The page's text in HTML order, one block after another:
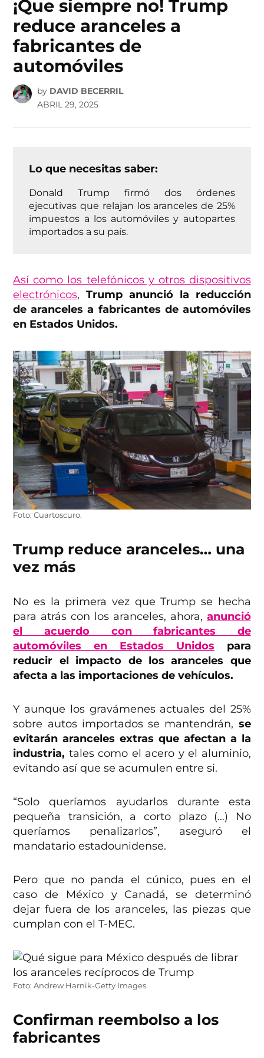
¡Que siempre no! Trump
reduce aranceles a
fabricantes de
automóviles
by DAVID BECERRIL
ABRIL 29, 2025
Lo que necesitas saber:
Donald Trump firmó dos órdenes
ejecutivas que relajan los aranceles de 25%
impuestos a los automóviles y autopartes
importados a su país.
Así como los telefónicos y otros dispositivos
electrónicos,Trump anunció la reducción
de aranceles a fabricantes de automóviles
en Estados Unidos.
Foto: Cuartoscuro.
Trump reduce aranceles… una
vez más
No es la primera vez que Trump se hecha
para atrás con los aranceles, ahora, anunció
el acuerdo con fabricantes de
automóviles en Estados Unidos para
reducir el impacto de los aranceles que
afecta a las importaciones de vehículos.
Y aunque los gravámenes actuales del 25%
sobre autos importados se mantendrán, se
evitarán aranceles extras que afectan a la
industria, tales como el acero y el aluminio,
evitando así que se acumulen entre si.
“Solo queríamos ayudarlos durante esta
pequeña transición, a corto plazo (…) No
queríamos penalizarlos”, aseguró el
mandatario estadounidense.
Pero que no panda el cúnico, pues en el
caso de México y Canadá, se determinó
dejar fuera de los aranceles, las piezas que
cumplan con el T-MEC.
Foto: Andrew Harnik-Getty Images.
Confirman reembolso a los
fabricantes